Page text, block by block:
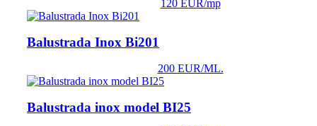
120 EUR/mp
Balustrada Inox Bi201
200 EUR/ML.
Balustrada inox model BI25